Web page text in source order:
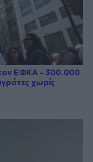
ΕΦΚΑ - 300.000
χωρίς